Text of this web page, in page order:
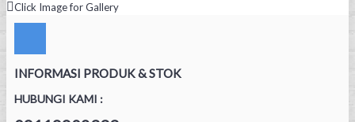
Click Image for Gallery
INFORMASI PRODUK & STOK
HUBUNGI KAMI :